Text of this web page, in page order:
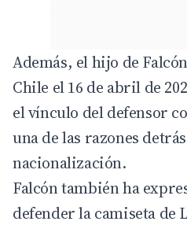
Además, el hijo de
Chile el 16 de abril de
el vínculo del defensor
una de las razones
nacionalización.
Falcón también ha
defender la camiseta de